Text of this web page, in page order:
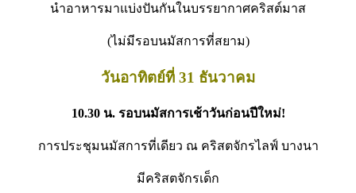
นำอาหารมาแบ่งปันกันในบรรยากาศคริสต์มาส
(ไม่มีรอบนมัสการที่สยาม)
วันอาทิตย์ที่ 31 ธันวาคม
10.30 น. รอบนมัสการเช้าวันก่อนปีใหม่!
การประชุมนมัสการที่เดียว ณ คริสตจักรไลฟ์ บางนา
มีคริสตจักรเด็ก